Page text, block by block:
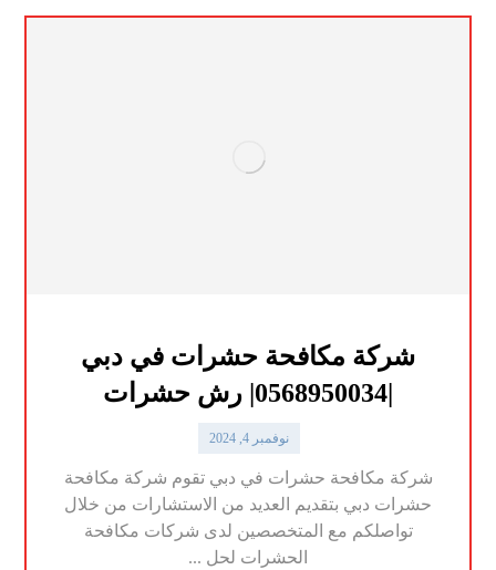
شركة مكافحة حشرات في دبي
|0568950034| رش حشرات
نوفمبر 4, 2024
شركة مكافحة حشرات في دبي تقوم شركة مكافحة
حشرات دبي بتقديم العديد من الاستشارات من خلال
تواصلكم مع المتخصصين لدى شركات مكافحة
الحشرات لحل ...